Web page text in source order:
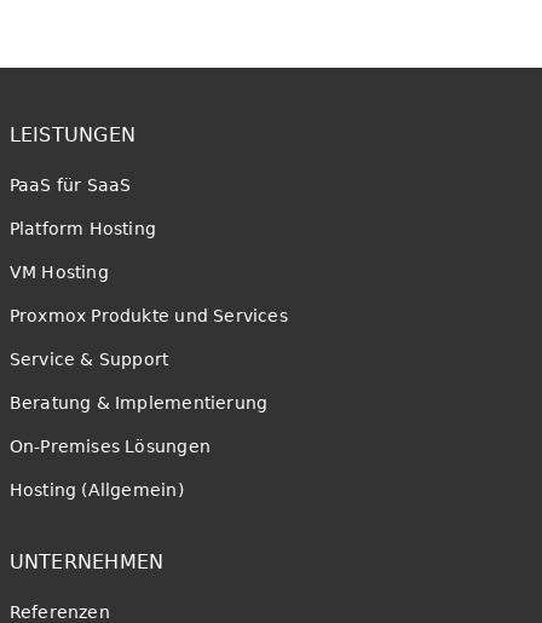
LEISTUNGEN
PaaS für SaaS
Platform Hosting
VM Hosting
Proxmox Produkte und Services
Service & Support
Beratung & Implementierung
On-Premises Lösungen
Hosting (Allgemein)
UNTERNEHMEN
Referenzen